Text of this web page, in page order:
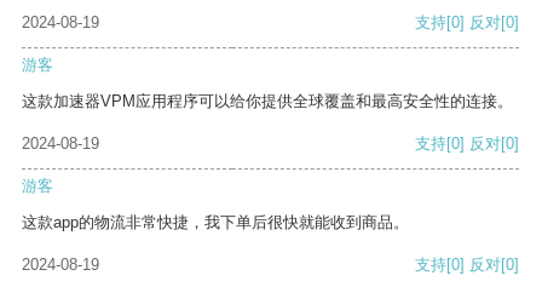
2024-08-19
支持[0] 反对[0]
游客
这款加速器VPM应用程序可以给你提供全球覆盖和最高安全性的连接。
2024-08-19 支持[0] 反对[0]
游客
这款app的物流非常快捷，我下单后很快就能收到商品。
2024-08-19 支持[0] 反对[0]